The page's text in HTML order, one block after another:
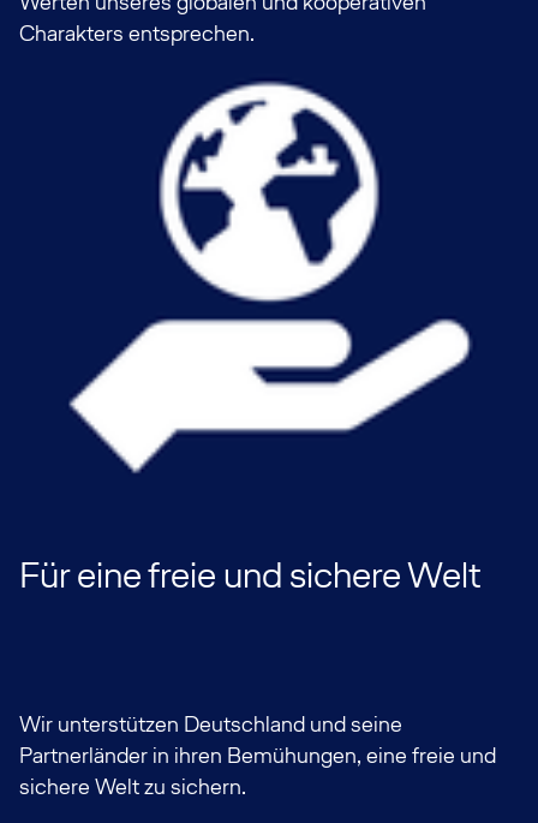
Charakters entsprechen.
Für eine freie und sichere Welt
Wir unterstützen Deutschland und seine
Partnerländer in ihren Bemühungen, eine freie und
sichere Welt zu sichern.